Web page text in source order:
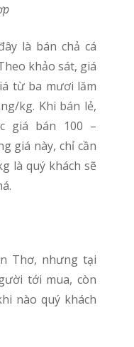
khảo sát, giá
từ ba mươi lăm
kg. Khi bán lẻ,
giá bán 100 –
giá này, chỉ cần
là quý khách sẽ
tới mua, còn
nào quý khách